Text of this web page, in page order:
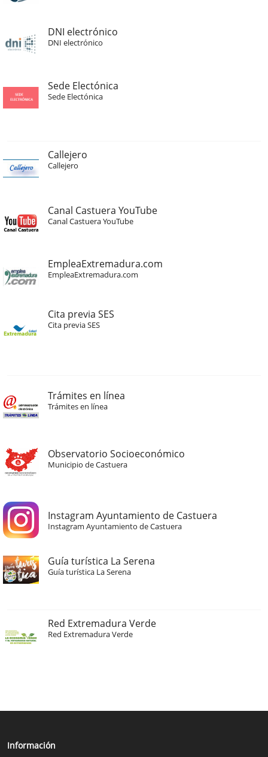
DNI electrónico
DNI electrónico
Sede Electónica
Sede Electónica
Callejero
Callejero
Canal Castuera YouTube
Canal Castuera YouTube
EmpleaExtremadura.com
EmpleaExtremadura.com
Cita previa SES
Cita previa SES
Trámites en línea
Trámites en línea
Observatorio Socioeconómico
Municipio de Castuera
Instagram Ayuntamiento de Castuera
Instagram Ayuntamiento de Castuera
Guía turística La Serena
Guía turística La Serena
Red Extremadura Verde
Red Extremadura Verde
Información